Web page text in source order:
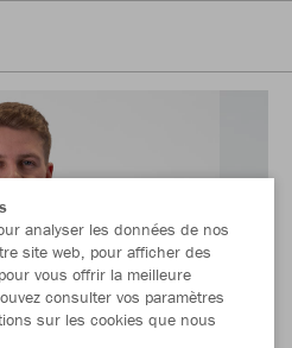
analyser les données de nos
site web, pour afficher des
vous offrir la meilleure
consulter vos paramètres
sur les cookies que nous